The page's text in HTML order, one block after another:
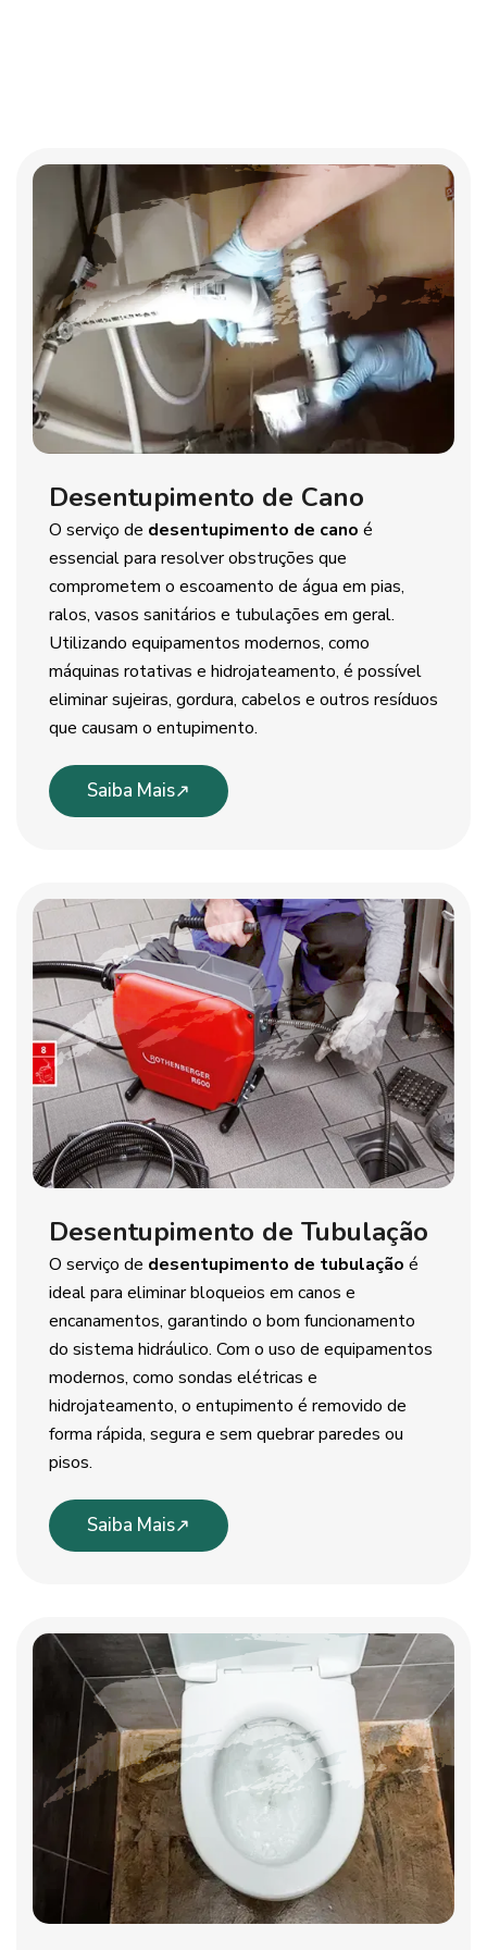
Desentupimento de Cano
O serviço de desentupimento de cano é
essencial para resolver obstruções que
comprometem o escoamento de água em pias,
ralos, vasos sanitários e tubulações em geral.
Utilizando equipamentos modernos, como
máquinas rotativas e hidrojateamento, é possível
eliminar sujeiras, gordura, cabelos e outros resíduos
que causam o entupimento.
Saiba Mais
Desentupimento de Tubulação
O serviço de desentupimento de tubulação é
ideal para eliminar bloqueios em canos e
encanamentos, garantindo o bom funcionamento
do sistema hidráulico. Com o uso de equipamentos
modernos, como sondas elétricas e
hidrojateamento, o entupimento é removido de
forma rápida, segura e sem quebrar paredes ou
pisos.
Saiba Mais